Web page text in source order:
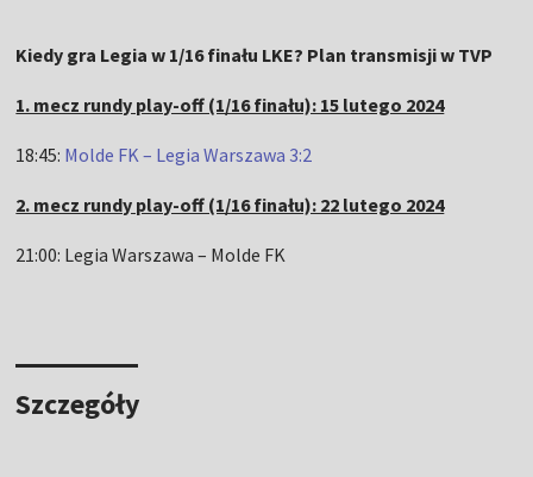
Kiedy gra Legia w 1/16 finału LKE? Plan transmisji w TVP
1. mecz rundy play-off (1/16 finału): 15 lutego 2024
18:45: Molde FK – Legia Warszawa 3:2
2. mecz rundy play-off (1/16 finału): 22 lutego 2024
21:00: Legia Warszawa – Molde FK
Szczegóły